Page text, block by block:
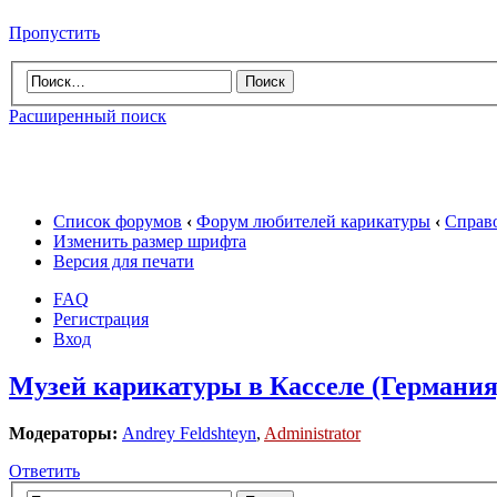
Пропустить
Расширенный поиск
Список форумов ‹ Форум любителей карикатуры ‹
Изменить размер шрифта
Версия для печати
FAQ
Регистрация
Вход
Музей карикатуры в Касселе
Модераторы: Andrey Feldshteyn, Administrator
Ответить